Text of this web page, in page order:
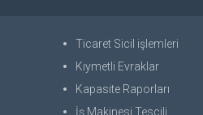
Ticaret Sicil işlemleri
Kıymetli Evraklar
Kapasite Raporları
İş Makinesi Tescili